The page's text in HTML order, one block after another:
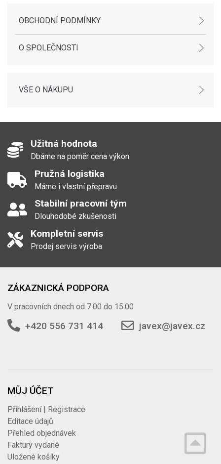
OBCHODNÍ PODMÍNKY
O SPOLEČNOSTI
VŠE O NÁKUPU
Užitná hodnota
Dbáme na poměr cena výkon
Pružná logistika
Máme i vlastní přepravu
Stabilní pracovní tým
Dlouhodobé zkušenosti
Kompletní servis
Prodej servis výroba
ZÁKAZNICKÁ PODPORA
V pracovních dnech od 7:00 do 15:00
+420 556 731 414 javex@javex.cz
MŮJ ÚČET
Přihlášení | Registrace
Editace údajů
Přehled objednávek
Faktury vydané
Uložené košíky